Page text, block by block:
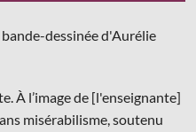
dessinée d'Aurélie
À l’image de [l'enseignante]
misérabilisme, soutenu